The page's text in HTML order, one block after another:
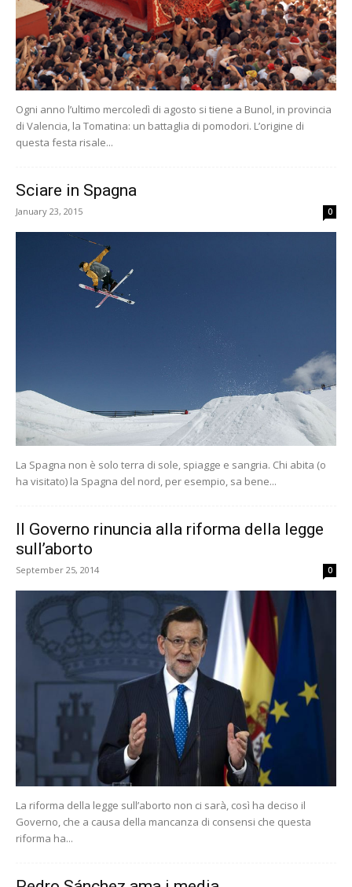
Ogni anno l’ultimo mercoledì di agosto si tiene a Bunol, in provincia
di Valencia, la Tomatina: un battaglia di pomodori. L’origine di
questa festa risale...
Sciare in Spagna
January 23, 2015 0
La Spagna non è solo terra di sole, spiagge e sangria. Chi abita (o
ha visitato) la Spagna del nord, per esempio, sa bene...
Il Governo rinuncia alla riforma della legge
sull’aborto
September 25, 2014 0
La riforma della legge sull’aborto non ci sarà, così ha deciso il
Governo, che a causa della mancanza di consensi che questa
riforma ha...